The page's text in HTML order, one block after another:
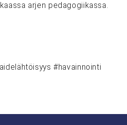
arjen pedagogiikassa.
#havainnointi